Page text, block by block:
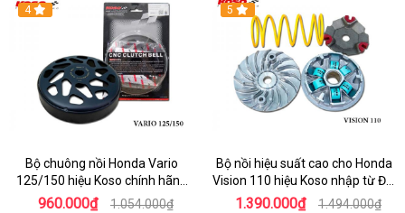
4
Bộ chuông nồi Honda Vario
125/150 hiệu Koso chính hãng
Đài Loan
960.000₫ 1.054.000₫
5
Bộ nồi hiệu suất cao cho Honda
Vision 110 hiệu Koso nhập từ Đài
Loan
1.390.000₫ 1.494.000₫